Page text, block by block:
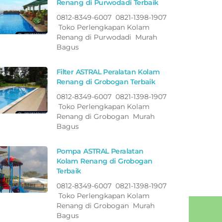
Renang di Purwodadi Terbaik
0812-8349-6007 0821-1398-1907
Toko Perlengkapan Kolam
Renang di Purwodadi Murah
Bagus
Filter ASTRAL Peralatan Kolam
Renang di Grobogan Terbaik
0812-8349-6007 0821-1398-1907
Toko Perlengkapan Kolam
Renang di Grobogan Murah
Bagus
Pompa ASTRAL Peralatan
Kolam Renang di Grobogan
Terbaik
0812-8349-6007 0821-1398-1907
Toko Perlengkapan Kolam
Renang di Grobogan Murah
Bagus